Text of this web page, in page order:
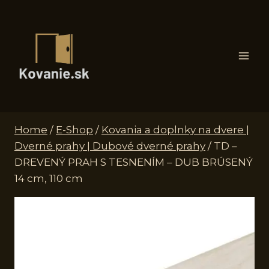
Home / E-Shop / Kovania a doplnky na dvere |
Dverné prahy | Dubové dverné prahy / TD –
DREVENÝ PRAH S TESNENÍM – DUB BRÚSENÝ
14 cm, 110 cm